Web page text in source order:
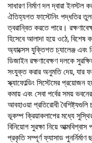
সাধারণ নির্মাণ দল দ্বারা ইনস্টল
ঐতিহ্যগত ফাস্টেনিং পদ্ধতির
ত্বরান্বিত করতে পারে।
হিসেবে আলাদা হয়ে ওঠে, বিশেষ
অ্যাক্সেস যুক্তিগত চ্যালেঞ্জ
ডিজাইন রক্ষণাবেক্ষণ দলকে
সংযুক্ত করার অনুমতি দেয়, যার
স্ক্যাফোল্ডিং সিস্টেমের প্রয়োজন
কমায় এবং সেবা পর্বের সময়
আবহাওয়া প্রতিরোধী বৈশিষ্ট্যগুলি
ভূকম্প ক্রিয়াকলাপের মধ্যে সুস্থির
বিনিয়োগ সুরক্ষা নিয়ে
প্রকৃতি সম্পূর্ণ ফ্যাসাড